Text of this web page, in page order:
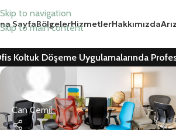
Skip to navigation
Skip to main content
SayfaBölgelerHizmetlerHakkımızda
Koltuk Döşeme Uygulamalarında
Can Cemil